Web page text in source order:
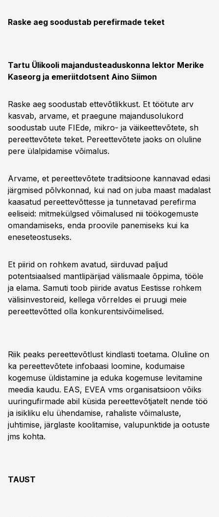
Raske aeg soodustab perefirmade teket
Tartu Ülikooli majandusteaduskonna lektor Merike
Kaseorg ja emeriitdotsent Aino Siimon
Raske aeg soodustab ettevõtlikkust. Et töötute arv
kasvab, arvame, et praegune majandusolukord
soodustab uute FIEde, mikro- ja väikeettevõtete, sh
pereettevõtete teket. Pereettevõtete jaoks on oluline
pere ülalpidamise võimalus.
Arvame, et pereettevõtete traditsioone kannavad edasi
järgmised põlvkonnad, kui nad on juba maast madalast
kaasatud pereettevõttesse ja tunnetavad perefirma
eeliseid: mitmekülgsed võimalused nii töökogemuste
omandamiseks, enda proovile panemiseks kui ka
eneseteostuseks.
Et piirid on rohkem avatud, siirduvad paljud
potentsiaalsed mantlipärijad välismaale õppima, tööle
ja elama. Samuti toob piiride avatus Eestisse rohkem
välisinvestoreid, kellega võrreldes ei pruugi meie
pereettevõtted olla konkurentsivõimelised.
Riik peaks pereettevõtlust kindlasti toetama. Oluline on
ka pereettevõtete infobaasi loomine, kodumaise
kogemuse üldistamine ja eduka kogemuse levitamine
meedia kaudu. EAS, EVEA vms organisatsioon võiks
uuringufirmade abil küsida pereettevõtjatelt nende töö
ja isikliku elu ühendamise, rahaliste võimaluste,
juhtimise, järglaste koolitamise, valupunktide ja ootuste
jms kohta.
TAUST